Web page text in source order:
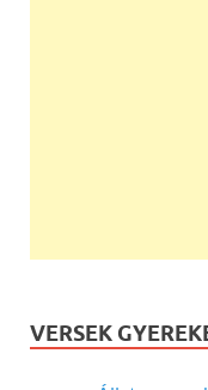
VERSEK